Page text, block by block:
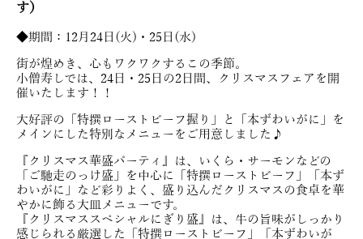
す）
◆期間：12月24日(火)・25日(水)
街が煌めき、心もワクワクするこの季節。
小僧寿しでは、24日・25日の2日間、クリスマスフェアを開
催いたします！！
大好評の「特撰ローストビーフ握り」と「本ずわいがに」を
メインにした特別なメニューをご用意しました♪
『クリスマス華盛パーティ』は、いくら・サーモンなどの
「ご馳走のっけ盛」を中心に「特撰ローストビーフ」「本ず
わいがに」など彩りよく、盛り込んだクリスマスの食卓を華
やかに飾る大皿メニューです。
『クリスマススペシャルにぎり盛』は、牛の旨味がしっかり
感じられる厳選した「特撰ローストビーフ」「本ずわいが